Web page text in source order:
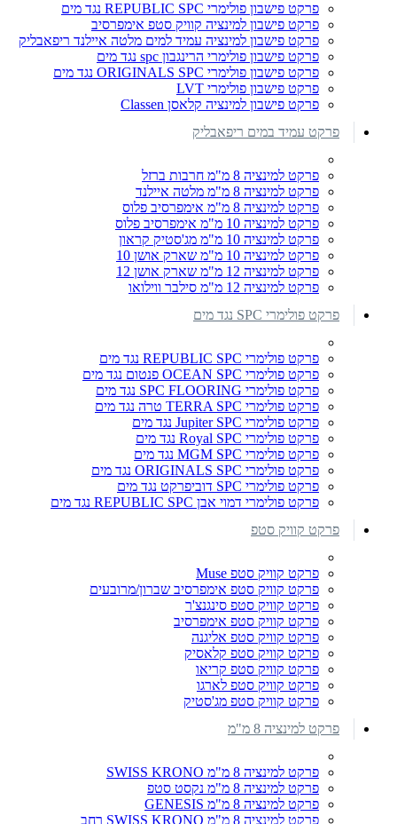
פרקט פישבון פולימרי REPUBLIC SPC נגד מים
פרקט פישבון למינציה קוויק סטפ אימפרסיב
פרקט פישבון למינציה עמיד למים מלטה איילנד ריפאבליק
פרקט פישבון פולימרי הרינגבון spc נגד מים
פרקט פישבון פולימרי ORIGINALS SPC נגד מים
פרקט פישבון פולימרי LVT
פרקט פישבון למינציה קלאסן Classen
פרקט עמיד במים ריפאבליק
פרקט למינציה 8 מ"מ חרבות ברזל
פרקט למינציה 8 מ"מ מלטה איילנד
פרקט למינציה 8 מ"מ אימפרסיב פלוס
פרקט למינציה 10 מ"מ אימפרסיב פלוס
פרקט למינציה 10 מ"מ מג'סטיק קראון
פרקט למינציה 10 מ"מ שארק אושן 10
פרקט למינציה 12 מ"מ שארק אושן 12
פרקט למינציה 12 מ"מ סילבר ווילואו
פרקט פולימרי SPC נגד מים
פרקט פולימרי REPUBLIC SPC נגד מים
פרקט פולימרי OCEAN SPC פנטום נגד מים
פרקט פולימרי SPC FLOORING נגד מים
פרקט פולימרי TERRA SPC טרה נגד מים
פרקט פולימרי Jupiter SPC נגד מים
פרקט פולימרי Royal SPC נגד מים
פרקט פולימרי MGM SPC נגד מים
פרקט פולימרי ORIGINALS SPC נגד מים
פרקט פולימרי SPC דוביפרקט נגד מים
פרקט פולימרי דמוי אבן REPUBLIC SPC נגד מים
פרקט קוויק סטפ
פרקט קוויק סטפ Muse
פרקט קוויק סטפ אימפרסיב שברון/מרובעים
פרקט קוויק סטפ סינגנצ'ר
פרקט קוויק סטפ אימפרסיב
פרקט קוויק סטפ אליגנה
פרקט קוויק סטפ קלאסיק
פרקט קוויק סטפ קריאו
פרקט קוויק סטפ לארגו
פרקט קוויק סטפ מג'סטיק
פרקט למינציה 8 מ"מ
פרקט למינציה 8 מ"מ SWISS KRONO
פרקט למינציה 8 מ"מ נקסט סטפ
פרקט למינציה 8 מ"מ GENESIS
פרקט למינציה 8 מ"מ SWISS KRONO רחב